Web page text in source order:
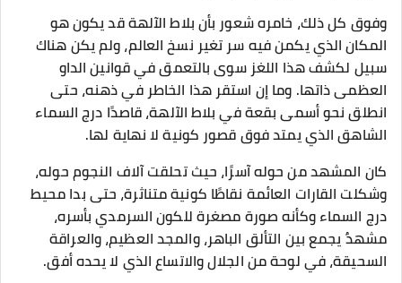
وفوق كل ذلك، خامره شعور بأن بلاط الآلهة قد يكون هو
المكان الذي يكمن فيه سر تغير نسخ العالم، ولم يكن هناك
سبيل لكشف هذا اللغز سوى بالتعمق في قوانين الداو
العظمى ذاتها. وما إن استقر هذا الخاطر في ذهنه، حتى
انطلق نحو أسمى بقعة في بلاط الآلهة، قاصدًا درج السماء
الشاهق الذي يمتد فوق قصور كونية لا نهاية لها.
كان المشهد من حوله آسرًا، حيث تحلقت آلاف النجوم حوله،
وشكلت القارات العائمة نقاطًا كونية متناثرة، حتى بدا محيط
درج السماء وكأنه صورة مصغرة للكون السرمدي بأسره،
مشهدٌ يجمع بين التألق الباهر، والمجد العظيم، والعراقة
السحيقة، في لوحة من الجلال والاتساع الذي لا يحده أفق.